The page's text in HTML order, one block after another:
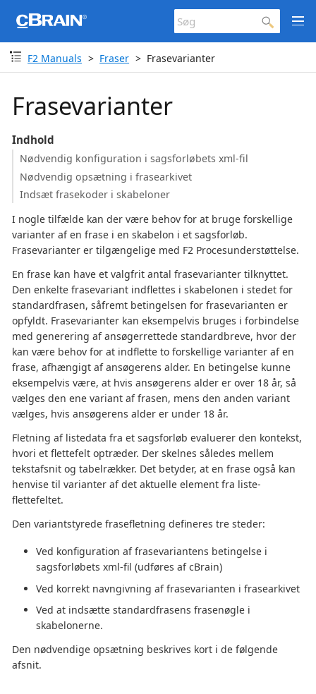
F2 Manuals Fraser Frasevarianter
Frasevarianter
Indhold
Nødvendig konfiguration i sagsforløbets xml-fil
Nødvendig opsætning i frasearkivet
Indsæt frasekoder i skabeloner
I nogle tilfælde kan der være behov for at bruge forskellige
varianter af en frase i en skabelon i et sagsforløb.
Frasevarianter er tilgængelige med F2 Procesunderstøttelse.
En frase kan have et valgfrit antal frasevarianter tilknyttet.
Den enkelte frasevariant indflettes i skabelonen i stedet for
standardfrasen, såfremt betingelsen for frasevarianten er
opfyldt. Frasevarianter kan eksempelvis bruges i forbindelse
med generering af ansøgerrettede standardbreve, hvor der
kan være behov for at indflette to forskellige varianter af en
frase, afhængigt af ansøgerens alder. En betingelse kunne
eksempelvis være, at hvis ansøgerens alder er over 18 år, så
vælges den ene variant af frasen, mens den anden variant
vælges, hvis ansøgerens alder er under 18 år.
Fletning af listedata fra et sagsforløb evaluerer den kontekst,
hvori et flettefelt optræder. Der skelnes således mellem
tekstafsnit og tabelrækker. Det betyder, at en frase også kan
henvise til varianter af det aktuelle element fra liste-
flettefeltet.
Den variantstyrede frasefletning defineres tre steder:
Ved konfiguration af frasevariantens betingelse i
sagsforløbets xml-fil (udføres af cBrain)
Ved korrekt navngivning af frasevarianten i frasearkivet
Ved at indsætte standardfrasens frasenøgle i
skabelonerne.
Den nødvendige opsætning beskrives kort i de følgende
afsnit.